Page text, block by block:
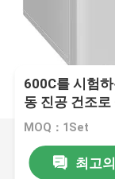
600C를 시험
동 진공 건조로
MOQ：1Set
최고